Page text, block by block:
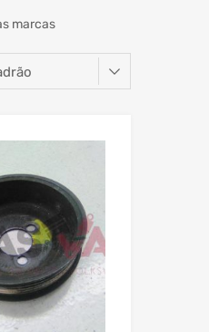
marcas